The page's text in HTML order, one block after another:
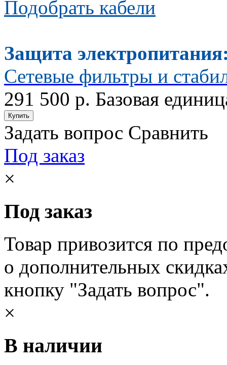
Подобрать кабели
Защита
Сетевые фильтры и
291 500 р. Базовая
Задать вопрос Сравнить
Под заказ
×
Под заказ
Товар привозится по
о дополнительных
кнопку "Задать вопрос".
×
В наличии